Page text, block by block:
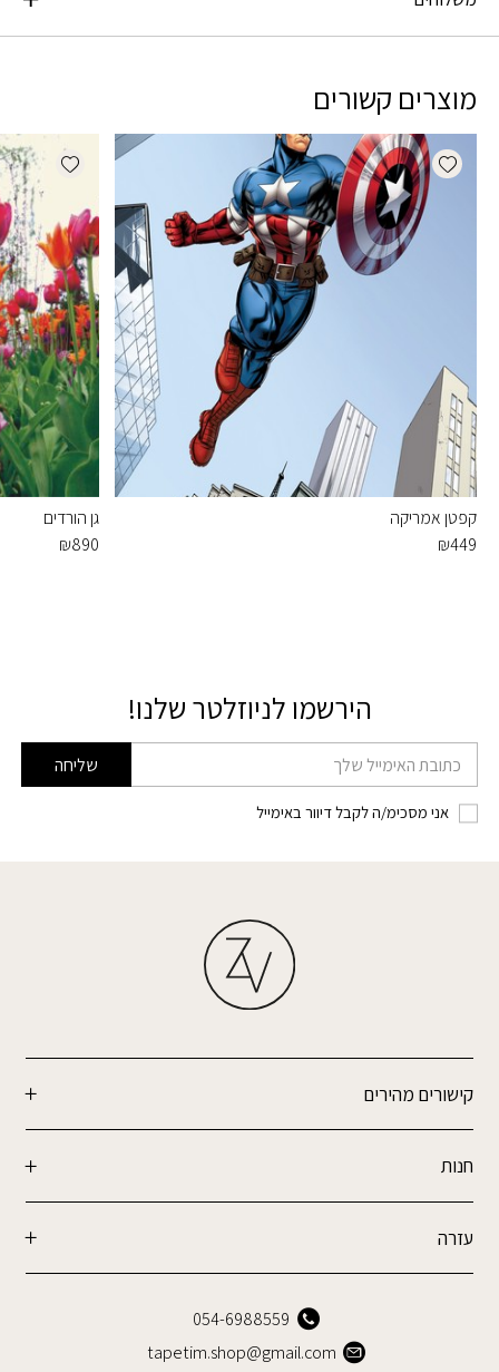
מוצרים קשורים
Add wishlist
קפטן אמריקה
₪449
wishlist
גן הורדים
₪890
הירשמו לניוזלטר שלנו!
דוא׳׳ל שליחה
אני מסכימ/ה לקבל דיוור באימייל
קישורים מהירים
חנות
עזרה
054-6988559
tapetim.shop@gmail.com